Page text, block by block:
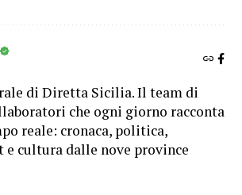
di Diretta Sicilia. Il team di
che ogni giorno racconta
reale: cronaca, politica,
e cultura dalle nove province